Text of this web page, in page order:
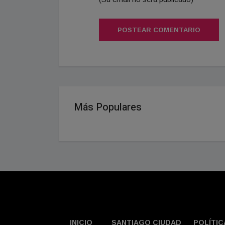
POSTEAR COMENTARIO
Más Populares
INICIO SANTIAGO CIUDAD